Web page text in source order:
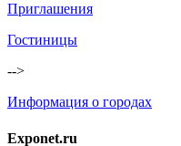
Приглашения
Гостиницы
-->
Информация о городах
Exponet.ru